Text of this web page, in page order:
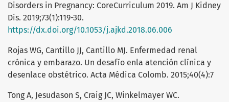
Disorders in Pregnancy: CoreCurriculum 2019. Am J Kidney
Dis. 2019;73(1):119-30.
https://dx.doi.org/10.1053/j.ajkd.2018.06.006
Rojas WG, Cantillo JJ, Cantillo MJ. Enfermedad renal
crónica y embarazo. Un desafío enla atención clínica y
desenlace obstétrico. Acta Médica Colomb. 2015;40(4):7
Tong A, Jesudason S, Craig JC, Winkelmayer WC.